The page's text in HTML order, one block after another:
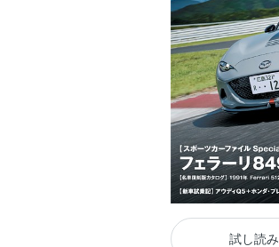
試し読み